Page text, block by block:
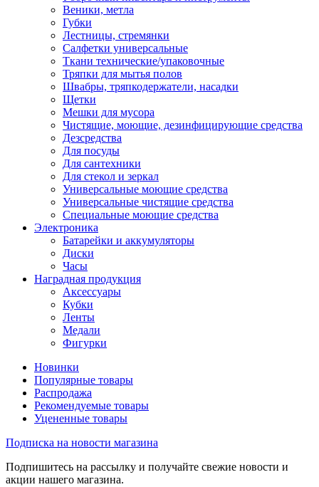
Веники, метла
Губки
Лестницы, стремянки
Салфетки универсальные
Ткани технические/упаковочные
Тряпки для мытья полов
Швабры, тряпкодержатели, насадки
Щетки
Мешки для мусора
Чистящие, моющие, дезинфицирующие средства
Дезсредства
Для посуды
Для сантехники
Для стекол и зеркал
Универсальные моющие средства
Универсальные чистящие средства
Специальные моющие средства
Электроника
Батарейки и аккумуляторы
Диски
Часы
Наградная продукция
Аксессуары
Кубки
Ленты
Медали
Фигурки
Новинки
Популярные товары
Распродажа
Рекомендуемые товары
Уцененные товары
Подписка на новости магазина
Подпишитесь на рассылку и получайте свежие новости и
акции нашего магазина.